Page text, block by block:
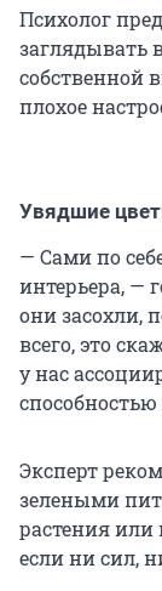
Психолог
заглядывать
собственной
плохое
Увядшие
— Сами по
интерьера, —
они засохли,
всего, это
у нас
Эксперт
зелеными
растения или
если ни сил,